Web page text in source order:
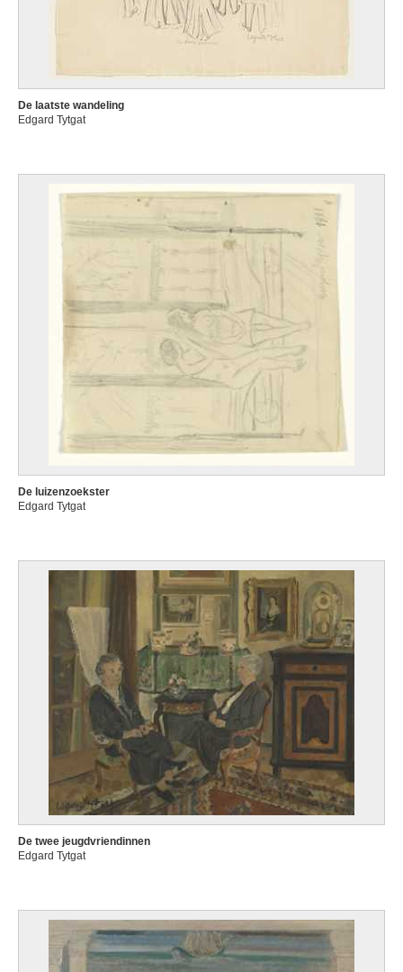
De laatste wandeling
Edgard Tytgat
De luizenzoekster
Edgard Tytgat
De twee jeugdvriendinnen
Edgard Tytgat